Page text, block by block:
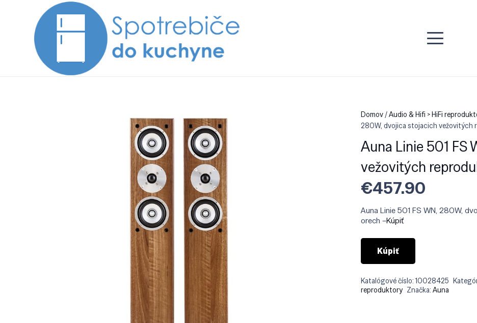
Domov/Audio & Hifi > HiFi
280W, dvojica stojacich vežovitých
Auna Linie 501 FS
vežovitých
€457.90
Auna Linie 501 FS WN, 280W,
orech –Kúpiť
Kúpiť
Katalógové číslo:10028425
reproduktory Značka:Auna